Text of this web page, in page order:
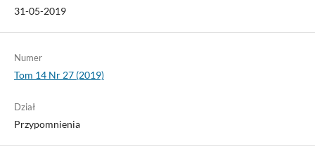
31-05-2019
Numer
Tom 14 Nr 27 (2019)
Dział
Przypomnienia